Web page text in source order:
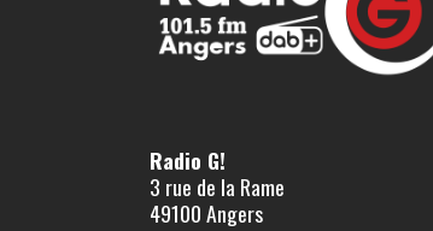
Radio G!
3 rue de la Rame
49100 Angers